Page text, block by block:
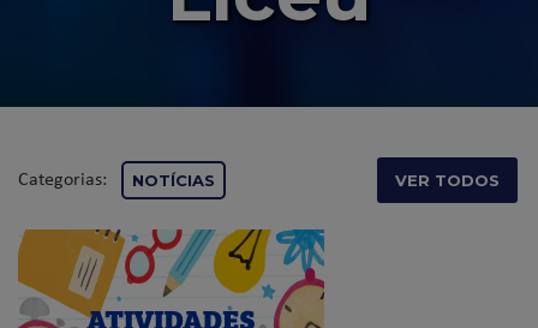
Categorias: NOTÍCIAS VER TODOS